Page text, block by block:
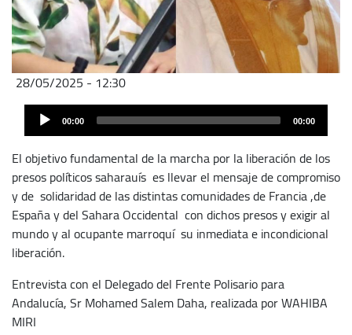
28/05/2025 - 12:30
Fichier
Audio
Player 00:00 00:00
El objetivo fundamental de la marcha por la liberación de los
presos políticos saharauís es llevar el mensaje de compromiso
y de solidaridad de las distintas comunidades de Francia ,de
España y del Sahara Occidental con dichos presos y exigir al
mundo y al ocupante marroquí su inmediata e incondicional
liberación.
Entrevista con el Delegado del Frente Polisario para
Andalucía, Sr Mohamed Salem Daha, realizada por WAHIBA
MIRI